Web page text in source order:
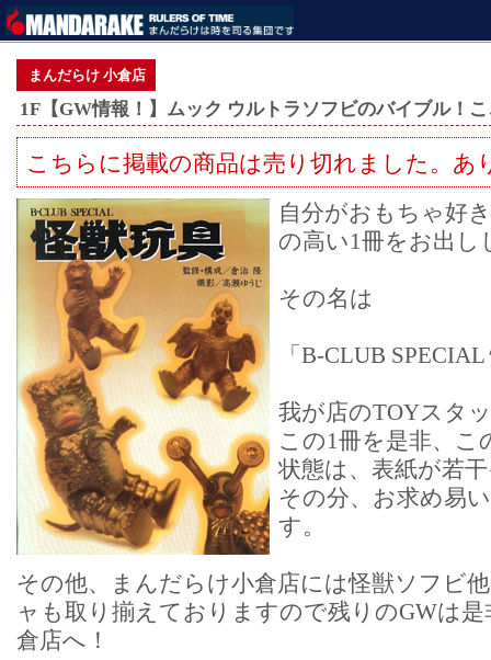
まんだらけ 小倉店
1F【GW情報！】ムック ウルトラソフビのバイブル！
こちらに掲載の商品は売り切れました。あ
自分がおもちゃ好
の高い1冊をお出し
その名は
「B-CLUB
我が店のTOYスタ
この1冊を是非、こ
状態は、表紙が若
その分、お求め易
す。
その他、まんだらけ小倉店には怪獣ソフビ
ャも取り揃えておりますので残りのGWは
倉店へ！